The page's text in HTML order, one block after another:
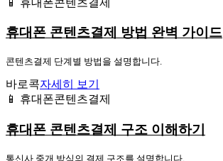
휴대폰 콘텐츠결제 방법 완벽 가이드
콘텐츠결제 단계별 방법을 설명합니다.
바로콕자세히 보기
📱 휴대폰콘텐츠결제
휴대폰 콘텐츠결제 구조 이해하기
통신사 중개 방식의 결제 구조를 설명합니다.